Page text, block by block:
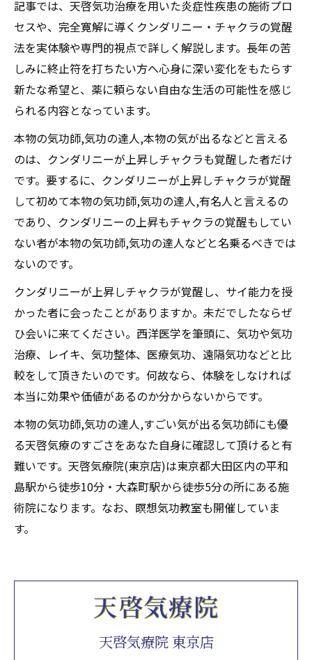
記事では、天啓気功治療を用いた炎症性疾患の施術プロ
セスや、完全寛解に導くクンダリニー・チャクラの覚醒
法を実体験や専門的視点で詳しく解説します。長年の苦
しみに終止符を打ちたい方へ――心身に深い変化をもたらす
新たな希望と、薬に頼らない自由な生活の可能性を感じ
られる内容となっています。
本物の気功師,気功の達人,本物の気が出るなどと言える
のは、クンダリニーが上昇しチャクラも覚醒した者だけ
です。要するに、クンダリニーが上昇しチャクラが覚醒
して初めて本物の気功師,気功の達人,有名人と言えるの
であり、クンダリニーの上昇もチャクラの覚醒もしてい
ない者が本物の気功師,気功の達人などと名乗るべきでは
ないのです。
クンダリニーが上昇しチャクラが覚醒し、サイ能力を授
かった者に会ったことがありますか。未だでしたならぜ
ひ会いに来てください。西洋医学を筆頭に、気功や気功
治療、レイキ、気功整体、医療気功、遠隔気功などと比
較をして頂きたいのです。何故なら、体験をしなければ
本当に効果や価値があるのか分からないからです。
本物の気功師,気功の達人,すごい気が出る気功師にも優
る天啓気療のすごさをあなた自身に確認して頂けると有
難いです。天啓気療院(東京店)は東京都大田区内の平和
島駅から徒歩10分・大森町駅から徒歩5分の所にある施
術院になります。なお、瞑想気功教室も開催していま
す。
天啓気療院 東京店